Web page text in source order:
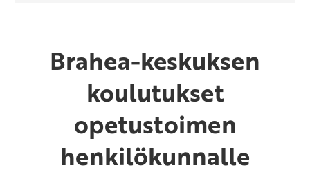
Brahea-keskuksen
koulutukset
opetustoimen
henkilökunnalle